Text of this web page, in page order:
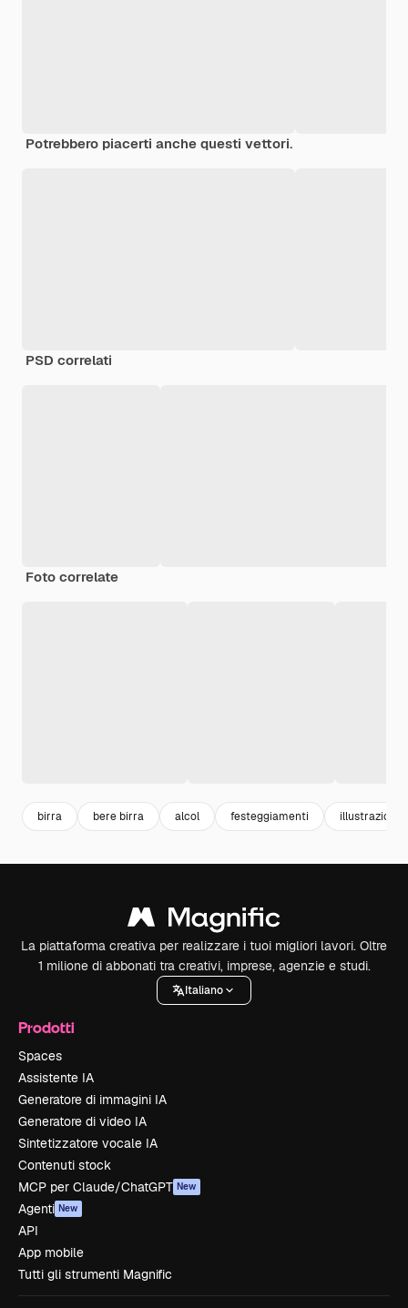
Potrebbero piacerti anche questi vettori.
PSD correlati
Foto correlate
birra bere birra alcol festeggiamenti illustrazioni
La piattaforma creativa per realizzare i tuoi migliori lavori. Oltre
1 milione di abbonati tra creativi, imprese, agenzie e studi.
Italiano
Prodotti
Spaces
Assistente IA
Generatore di immagini IA
Generatore di video IA
Sintetizzatore vocale IA
Contenuti stock
MCP per Claude/ChatGPT New
Agenti New
API
App mobile
Tutti gli strumenti Magnific